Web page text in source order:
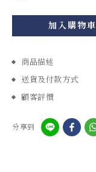
加入購物車
商品描述
送貨及付款方式
顧客評價
分享到